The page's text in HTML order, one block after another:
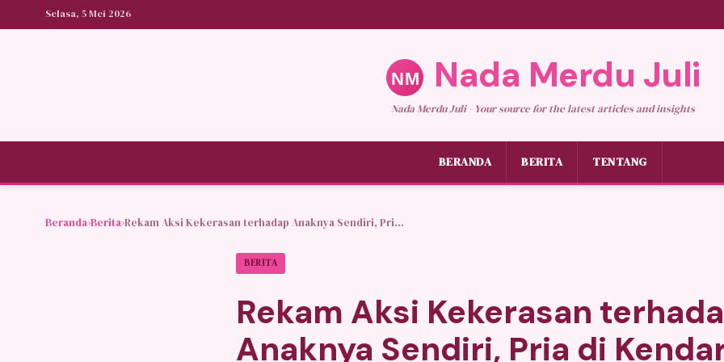
Selasa, 5 Mei 2026
Nada Merdu Juli
Nada Merdu Juli - Your source for the latest articles and insights
BERANDA BERITA TENTANG
Beranda›Berita›Rekam Aksi Kekerasan terhadap Anaknya Sendiri, Pri...
BERITA
Rekam Aksi Kekerasan
Anaknya Sendiri, Pria di